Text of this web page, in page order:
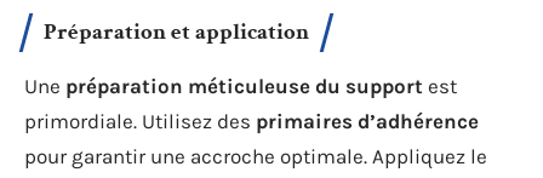
Préparation et application
Une préparation méticuleuse du support est
primordiale. Utilisez des primaires d’adhérence
pour garantir une accroche optimale. Appliquez le